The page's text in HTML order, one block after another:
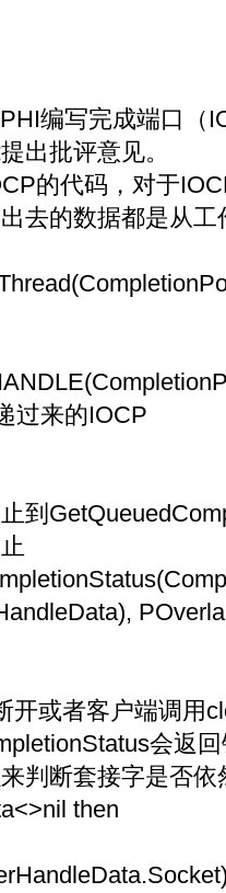
编写完成端口（
出批评意见。
的代码，对于
去的数据都是从
过来的IOCP
者客户端调用
会返
判断套接字是否依
then